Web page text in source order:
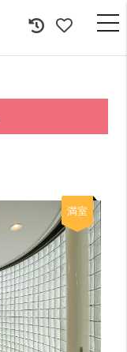
満室